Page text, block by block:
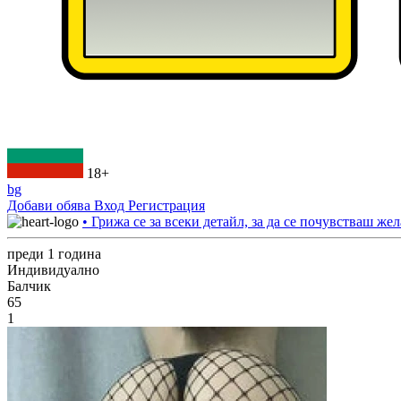
18+
bg
Добави обява Вход Регистрация
• Грижа се за всеки детайл, за да се почувстваш
преди 1 година
Индивидуално
Балчик
65
1